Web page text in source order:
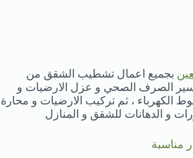
بجميع اعمال تشطيب الشقق من
الصرف الصحي و عزل الارضيات و
الكهرباء ، ثم تركيب الارضيات و محارة
و الدهانات للشقق و المنازل
مناسبة